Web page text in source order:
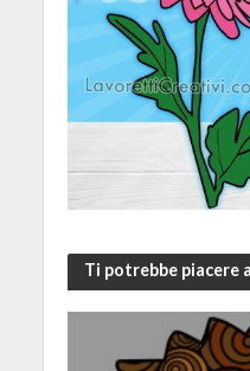
Ti potrebbe piacere